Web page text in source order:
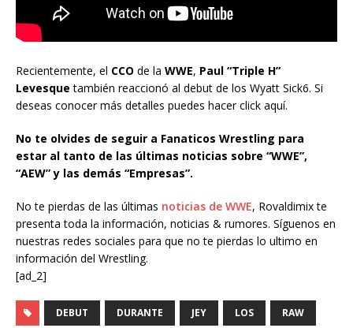
Recientemente, el CCO de la WWE, Paul “Triple H”
Levesque también reaccionó al debut de los Wyatt Sick6. Si
deseas conocer más detalles puedes hacer click aquí.
No te olvides de seguir a Fanaticos Wrestling para
estar al tanto de las últimas noticias sobre “WWE”,
“AEW” y las demás “Empresas”.
No te pierdas de las últimas noticias de WWE, Rovaldimix te
presenta toda la información, noticias & rumores. Síguenos en
nuestras redes sociales para que no te pierdas lo ultimo en
información del Wrestling.
[ad_2]
DEBUT DURANTE JEY LOS RAW